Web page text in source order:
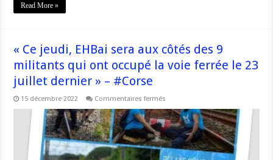
Read More »
« Ce jeudi, EHBai sera aux côtés des 9
militants qui ont occupé la voie ferrée le 23
juillet dernier » – #Corse
15 décembre 2022 Commentaires fermés
jeudi,
EHBai
sera
aux
côtés
des